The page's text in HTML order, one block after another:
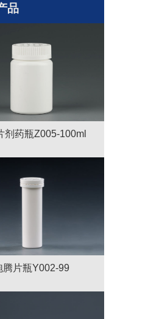
品
剂药瓶Z005-100ml
腾片瓶Y002-99